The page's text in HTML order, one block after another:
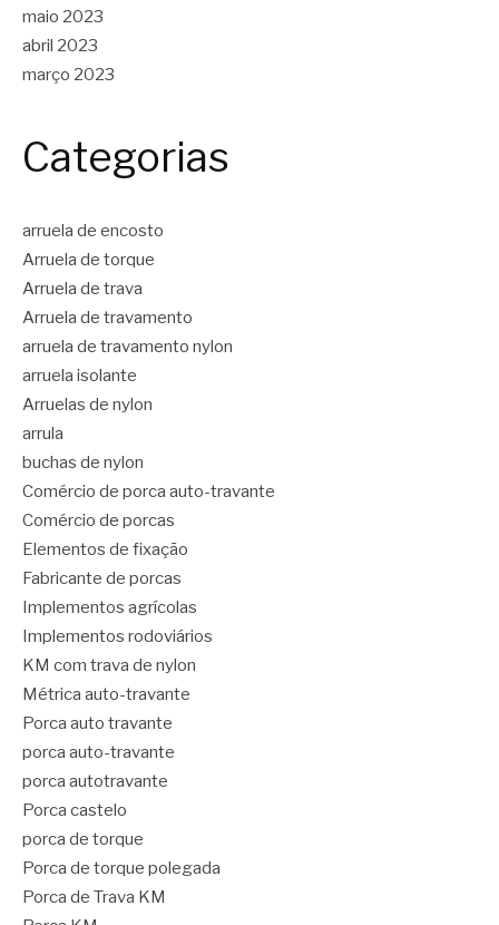
maio 2023
abril 2023
março 2023
Categorias
arruela de encosto
Arruela de torque
Arruela de trava
Arruela de travamento
arruela de travamento nylon
arruela isolante
Arruelas de nylon
arrula
buchas de nylon
Comércio de porca auto-travante
Comércio de porcas
Elementos de fixação
Fabricante de porcas
Implementos agrícolas
Implementos rodoviários
KM com trava de nylon
Métrica auto-travante
Porca auto travante
porca auto-travante
porca autotravante
Porca castelo
porca de torque
Porca de torque polegada
Porca de Trava KM